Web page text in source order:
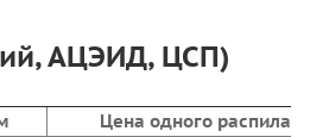
АЦЭИД, ЦСП)
Цена одного распила,